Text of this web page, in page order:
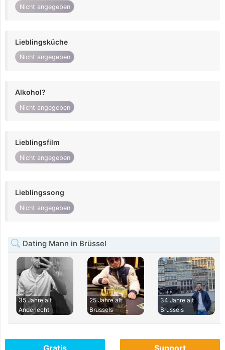
Nicht angegeben
Lieblingsküche
Nicht angegeben
Alkohol?
Nicht angegeben
Lieblingsfilm
Nicht angegeben
Lieblingssong
Nicht angegeben
Dating Mann in Brüssel
35 Jahre alt
Anderlecht
25 Jahre alt
Brussels
34 Jahre alt
Brussels
Gratis Support